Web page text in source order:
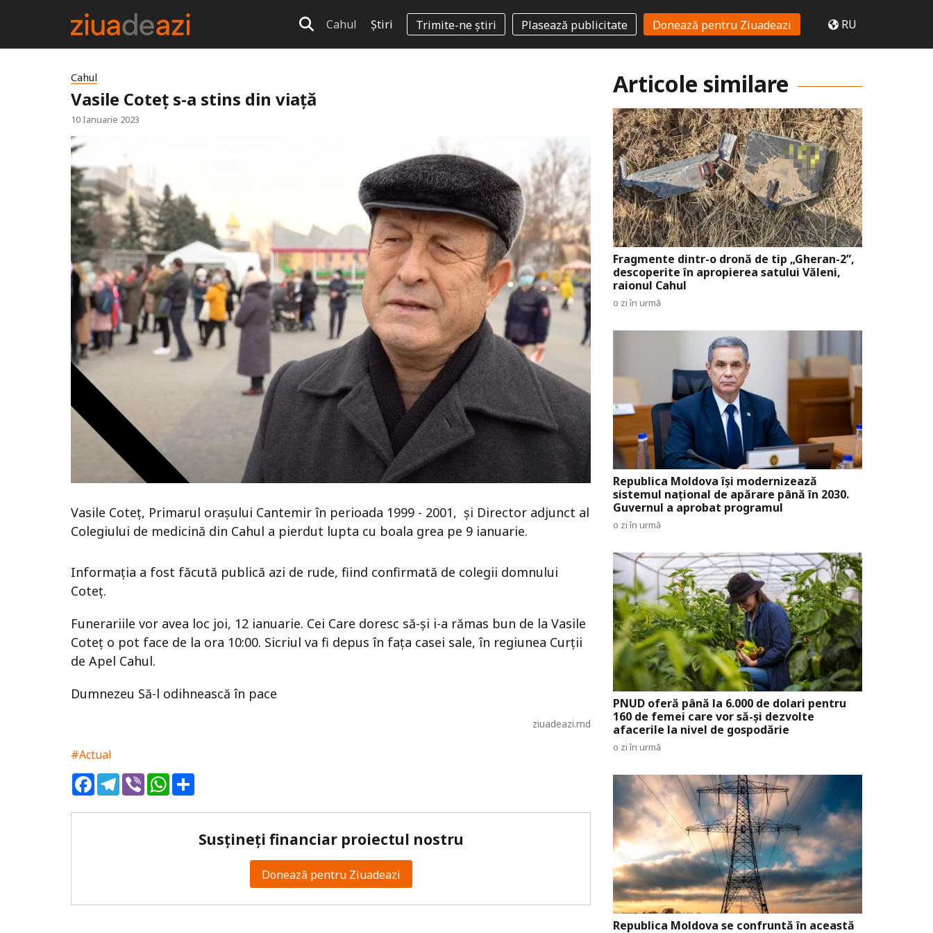
Cahul Știri Trimite-ne știri Plasează publicitate Donează pentru Ziuadeazi RU
Cahul
Vasile Coteț s-a stins din viață
10 Ianuarie 2023
Vasile Coteț, Primarul orașului Cantemir în perioada 1999 - 2001, și Director adjunct al
Colegiului de medicină din Cahul a pierdut lupta cu boala grea pe 9 ianuarie.
Informația a fost făcută publică azi de rude, fiind confirmată de colegii domnului
Coteț.
Funerariile vor avea loc joi, 12 ianuarie. Cei Care doresc să-și i-a rămas bun de la Vasile
Coteț o pot face de la ora 10:00. Sicriul va fi depus în fața casei sale, în regiunea Curții
de Apel Cahul.
Dumnezeu Să-l odihnească în pace
ziuadeazi.md
#Actual
FacebookTelegram
ViberWhatsApp
Susțineți financiar proiectul nostru
Donează pentru Ziuadeazi
Articole similare
Fragmente dintr-o dronă de tip „Gheran-2”,
descoperite în apropierea satului Văleni,
raionul Cahul
o zi în urmă
Republica Moldova își modernizează
sistemul național de apărare până în 2030.
Guvernul a aprobat programul
o zi în urmă
PNUD oferă până la 6.000 de dolari pentru
160 de femei care vor să-și dezvolte
afacerile la nivel de gospodărie
o zi în urmă
Republica Moldova se confruntă în această